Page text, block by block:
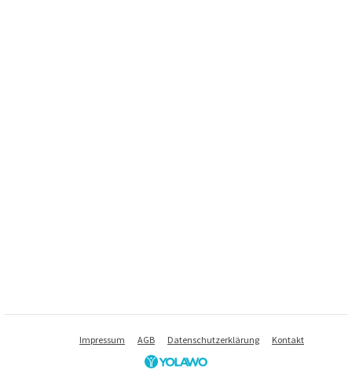
Impressum AGB Datenschutzerklärung Kontakt